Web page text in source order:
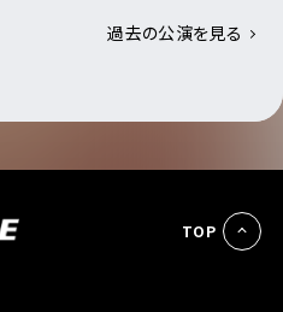
過去の公演を見る
TOP